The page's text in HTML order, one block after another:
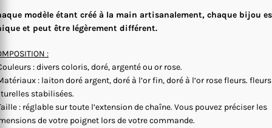
modèle étant créé à la main artisanalement, chaque bijou
et peut être légèrement différent.
:
: divers coloris, doré, argenté ou or rose.
: laiton doré argent, doré à l’or fin, doré à l’or rose fleurs. fleurs
stabilisées.
: réglable sur toute l’extension de chaîne. Vous pouvez préciser les
de votre poignet lors de votre commande.